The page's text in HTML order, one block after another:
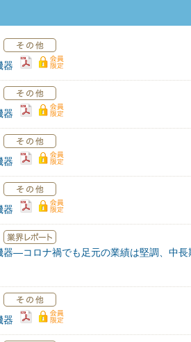
器
器
器
器
器―コロナ禍でも足元の業績は堅調、中
器